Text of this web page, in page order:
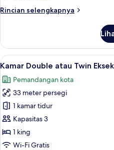
Rincian selengkapnya
Rincian
Kamar
Double
atau
Superior
Lihat
semua
foto
untuk
Kamar
Double
atau
Twin
12
Kamar Double atau Twin
Pemandangan kota
33 meter persegi
1 kamar tidur
Kapasitas 3
1 king
Wi-Fi Gratis